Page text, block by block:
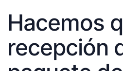
Hacemos
recepción